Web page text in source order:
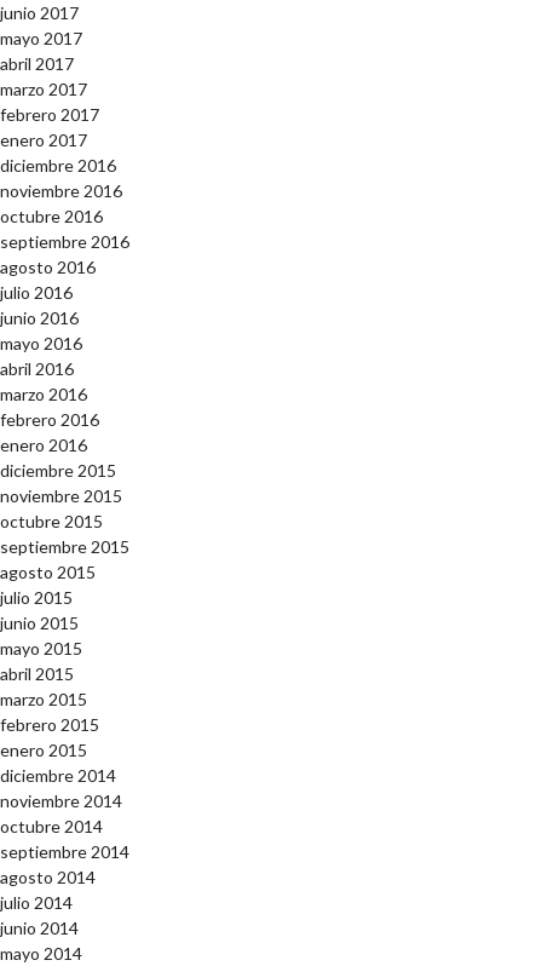
junio 2017
mayo 2017
abril 2017
marzo 2017
febrero 2017
enero 2017
diciembre 2016
noviembre 2016
octubre 2016
septiembre 2016
agosto 2016
julio 2016
junio 2016
mayo 2016
abril 2016
marzo 2016
febrero 2016
enero 2016
diciembre 2015
noviembre 2015
octubre 2015
septiembre 2015
agosto 2015
julio 2015
junio 2015
mayo 2015
abril 2015
marzo 2015
febrero 2015
enero 2015
diciembre 2014
noviembre 2014
octubre 2014
septiembre 2014
agosto 2014
julio 2014
junio 2014
mayo 2014